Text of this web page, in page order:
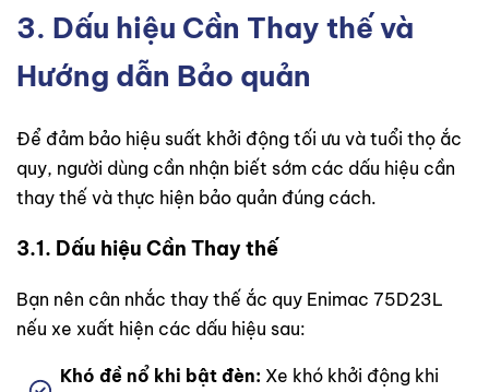
3. Dấu hiệu Cần Thay thế và
Hướng dẫn Bảo quản
Để đảm bảo hiệu suất khởi động tối ưu và tuổi thọ ắc
quy, người dùng cần nhận biết sớm các dấu hiệu cần
thay thế và thực hiện bảo quản đúng cách.
3.1. Dấu hiệu Cần Thay thế
Bạn nên cân nhắc thay thế ắc quy Enimac 75D23L
nếu xe xuất hiện các dấu hiệu sau:
Khó đề nổ khi bật đèn: Xe khó khởi động khi